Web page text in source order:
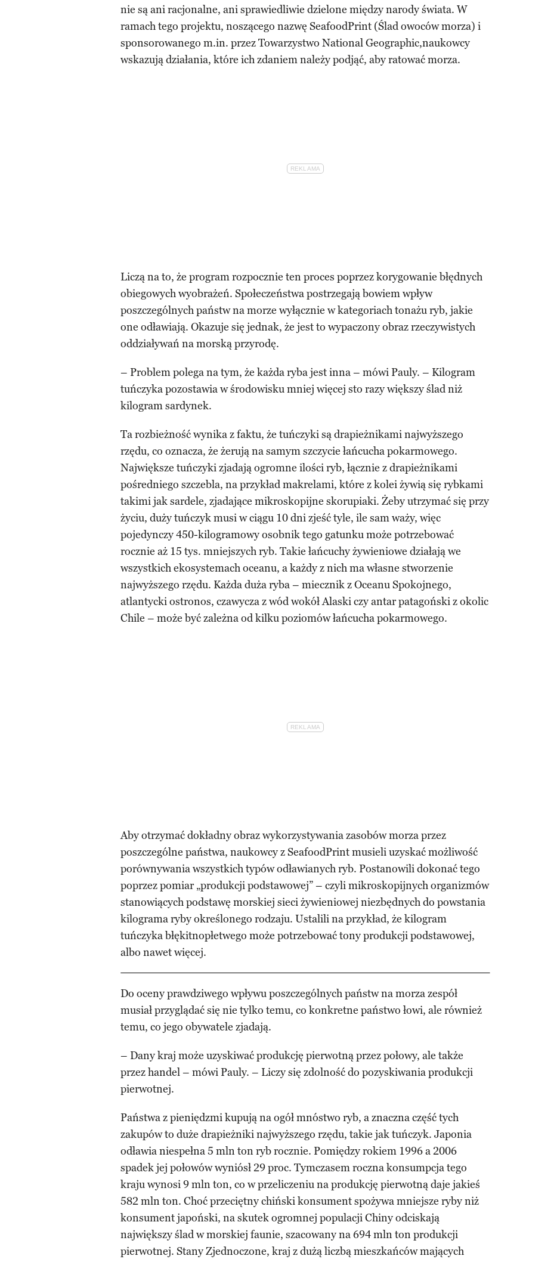
nie są ani racjonalne, ani sprawiedliwie dzielone między narody świata. W
ramach tego projektu, noszącego nazwę SeafoodPrint (Ślad owoców morza) i
sponsorowanego m.in. przez Towarzystwo National Geographic,naukowcy
wskazują działania, które ich zdaniem należy podjąć, aby ratować morza.
Liczą na to, że program rozpocznie ten proces poprzez korygowanie błędnych
obiegowych wyobrażeń. Społeczeństwa postrzegają bowiem wpływ
poszczególnych państw na morze wyłącznie w kategoriach tonażu ryb, jakie
one odławiają. Okazuje się jednak, że jest to wypaczony obraz rzeczywistych
oddziaływań na morską przyrodę.
– Problem polega na tym, że każda ryba jest inna – mówi Pauly. – Kilogram
tuńczyka pozostawia w środowisku mniej więcej sto razy większy ślad niż
kilogram sardynek.
Ta rozbieżność wynika z faktu, że tuńczyki są drapieżnikami najwyższego
rzędu, co oznacza, że żerują na samym szczycie łańcucha pokarmowego.
Największe tuńczyki zjadają ogromne ilości ryb, łącznie z drapieżnikami
pośredniego szczebla, na przykład makrelami, które z kolei żywią się rybkami
takimi jak sardele, zjadające mikroskopijne skorupiaki. Żeby utrzymać się przy
życiu, duży tuńczyk musi w ciągu 10 dni zjeść tyle, ile sam waży, więc
pojedynczy 450-kilogramowy osobnik tego gatunku może potrzebować
rocznie aż 15 tys. mniejszych ryb. Takie łańcuchy żywieniowe działają we
wszystkich ekosystemach oceanu, a każdy z nich ma własne stworzenie
najwyższego rzędu. Każda duża ryba – miecznik z Oceanu Spokojnego,
atlantycki ostronos, czawycza z wód wokół Alaski czy antar patagoński z okolic
Chile – może być zależna od kilku poziomów łańcucha pokarmowego.
Aby otrzymać dokładny obraz wykorzystywania zasobów morza przez
poszczególne państwa, naukowcy z SeafoodPrint musieli uzyskać możliwość
porównywania wszystkich typów odławianych ryb. Postanowili dokonać tego
poprzez pomiar „produkcji podstawowej” – czyli mikroskopijnych organizmów
stanowiących podstawę morskiej sieci żywieniowej niezbędnych do powstania
kilograma ryby określonego rodzaju. Ustalili na przykład, że kilogram
tuńczyka błękitnopłetwego może potrzebować tony produkcji podstawowej,
albo nawet więcej.
Do oceny prawdziwego wpływu poszczególnych państw na morza zespół
musiał przyglądać się nie tylko temu, co konkretne państwo łowi, ale również
temu, co jego obywatele zjadają.
– Dany kraj może uzyskiwać produkcję pierwotną przez połowy, ale także
przez handel – mówi Pauly. – Liczy się zdolność do pozyskiwania produkcji
pierwotnej.
Państwa z pieniędzmi kupują na ogół mnóstwo ryb, a znaczna część tych
zakupów to duże drapieżniki najwyższego rzędu, takie jak tuńczyk. Japonia
odławia niespełna 5 mln ton ryb rocznie. Pomiędzy rokiem 1996 a 2006
spadek jej połowów wyniósł 29 proc. Tymczasem roczna konsumpcja tego
kraju wynosi 9 mln ton, co w przeliczeniu na produkcję pierwotną daje jakieś
582 mln ton. Choć przeciętny chiński konsument spożywa mniejsze ryby niż
konsument japoński, na skutek ogromnej populacji Chiny odciskają
największy ślad w morskiej faunie, szacowany na 694 mln ton produkcji
pierwotnej. Stany Zjednoczone, kraj z dużą liczbą mieszkańców mających